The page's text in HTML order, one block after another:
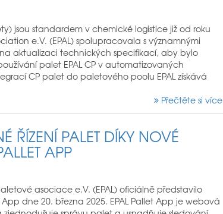
jsou standardem v chemické logistice již od roku
e.V. (EPAL) spolupracovala s významnými
aktualizaci technických specifikací, aby bylo
palet EPAL CP v automatizovaných
CP palet do paletového poolu EPAL získává
Přečtěte si více
ŘÍZENÍ PALET DÍKY NOVÉ
APP
asociace e.V. (EPAL) oficiálně představilo
dne 20. března 2025. EPAL Pallet App je webová